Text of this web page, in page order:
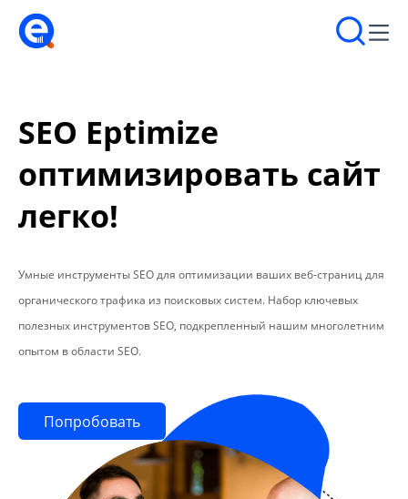
SEO Eptimize
оптимизировать сайт
легко!
Умные инструменты SEO для оптимизации ваших веб-страниц для
органического трафика из поисковых систем. Набор ключевых
полезных инструментов SEO, подкрепленный нашим многолетним
опытом в области SEO.
Попробовать